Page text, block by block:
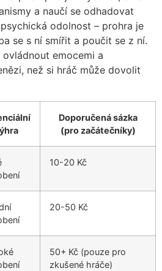
a naučí se odhadovat
odolnost – prohra je
se s ní smířit a poučit se z ní.
ovládnout emocemi a
než si hráč může dovolit
Doporučená sázka
(pro začátečníky)
10-20 Kč
20-50 Kč
50+ Kč (pouze pro
zkušené hráče)